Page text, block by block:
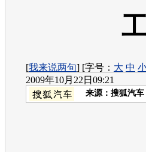
[我来说两句] [字号： 大 中
2009年10月22日09:21
来源： 搜狐汽车